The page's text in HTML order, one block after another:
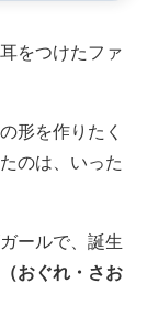
をつけたファ
形を作りたく
のは、いった
ールで、誕生
おぐれ・さお